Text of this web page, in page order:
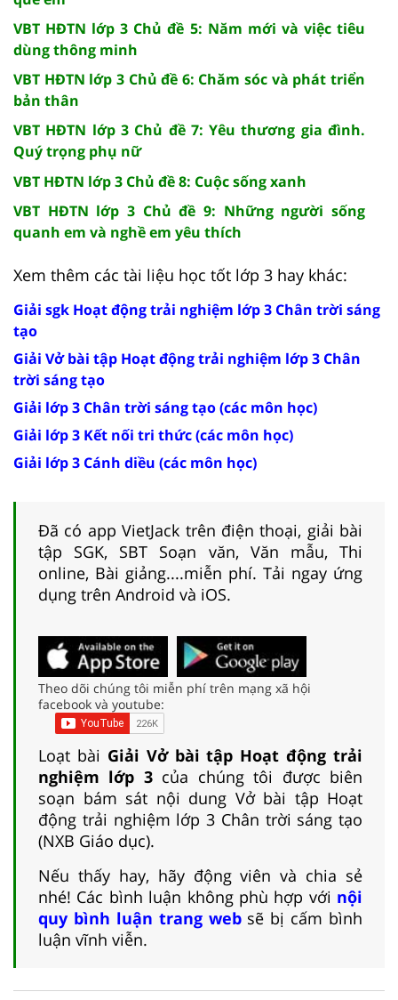
VBT HĐTN lớp 3 Chủ đề 5: Năm mới và việc tiêu
dùng thông minh
VBT HĐTN lớp 3 Chủ đề 6: Chăm sóc và phát triển
bản thân
VBT HĐTN lớp 3 Chủ đề 7: Yêu thương gia đình.
Quý trọng phụ nữ
VBT HĐTN lớp 3 Chủ đề 8: Cuộc sống xanh
VBT HĐTN lớp 3 Chủ đề 9: Những người sống
quanh em và nghề em yêu thích
Xem thêm các tài liệu học tốt lớp 3 hay khác:
Giải sgk Hoạt động trải nghiệm lớp 3 Chân trời sáng
tạo
Giải Vở bài tập Hoạt động trải nghiệm lớp 3 Chân
trời sáng tạo
Giải lớp 3 Chân trời sáng tạo (các môn học)
Giải lớp 3 Kết nối tri thức (các môn học)
Giải lớp 3 Cánh diều (các môn học)
Đã có app VietJack trên điện thoại, giải bài
tập SGK, SBT Soạn văn, Văn mẫu, Thi
online, Bài giảng....miễn phí. Tải ngay ứng
dụng trên Android và iOS.
Theo dõi chúng tôi miễn phí trên mạng xã hội
facebook và youtube:
Loạt bài Giải Vở bài tập Hoạt động trải
nghiệm lớp 3 của chúng tôi được biên
soạn bám sát nội dung Vở bài tập Hoạt
động trải nghiệm lớp 3 Chân trời sáng tạo
(NXB Giáo dục).
Nếu thấy hay, hãy động viên và chia sẻ
nhé! Các bình luận không phù hợp với nội
quy bình luận trang websẽ bị cấm bình
luận vĩnh viễn.